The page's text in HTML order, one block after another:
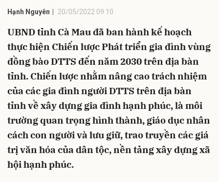
Hạnh Nguyên 20/05/2022 09:10
UBND tỉnh Cà Mau đã ban hành kế hoạch
thực hiện Chiến lược Phát triển gia đình vùng
đồng bào DTTS đến năm 2030 trên địa bàn
tỉnh. Chiến lược nhằm nâng cao trách nhiệm
của các gia đình người DTTS trên địa bàn
tỉnh về xây dựng gia đình hạnh phúc, là môi
trường quan trọng hình thành, giáo dục nhân
cách con người và lưu giữ, trao truyền các giá
trị văn hóa của dân tộc, nền tảng xây dựng xã
hội hạnh phúc.